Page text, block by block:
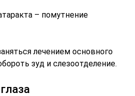
– помутнение
лечением основного
зуд и слезоотделение.